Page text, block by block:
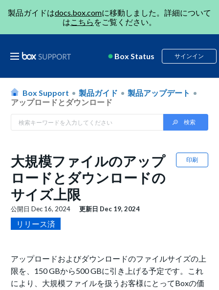
製品ガイドはdocs.box.comに移動しました。詳細について
はこちら をご覧ください。
Box Status サインイン
Box Support 製品ガイド
製品アップデート
アップロードとダウンロード
印刷
大規模ファイルのアップ
ロードとダウンロードの
サイズ上限
公開日Dec 16, 2024 更新日 Dec 19, 2024
リリース済
アップロードおよびダウンロードのファイルサイズの上
限を、150 GBから500 GBに引き上げる予定です。これ
により、大規模ファイルを扱うお客様にとってBoxの価